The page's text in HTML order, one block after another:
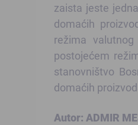
zaista jeste
domaćih
režima
postojećem
stanovništvo
domaćih
Autor: ADMIR